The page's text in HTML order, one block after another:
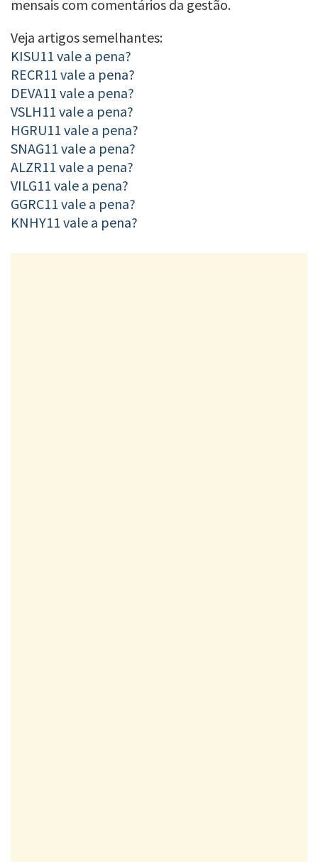
mensais com comentários da gestão.
Veja artigos semelhantes:
KISU11 vale a pena?
RECR11 vale a pena?
DEVA11 vale a pena?
VSLH11 vale a pena?
HGRU11 vale a pena?
SNAG11 vale a pena?
ALZR11 vale a pena?
VILG11 vale a pena?
GGRC11 vale a pena?
KNHY11 vale a pena?